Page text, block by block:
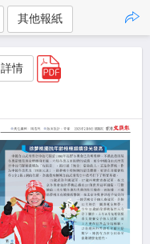
其他報紙
詳情